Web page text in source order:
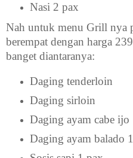
Nasi 2 pax
Nah untuk menu Grill nya
berempat dengan harga
banget diantaranya:
Daging tenderloin
Daging sirloin
Daging ayam cabe ijo
Daging ayam balado